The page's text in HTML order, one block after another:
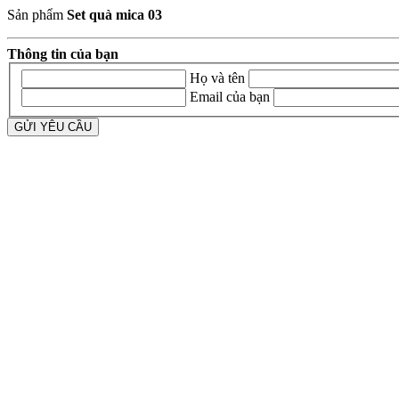
Sản phẩm Set quà mica 03
Thông tin của bạn
Họ và tên
Email của bạn
GỬI YÊU CẦU